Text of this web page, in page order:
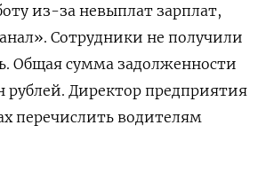
из-за невыплат зарплат,
Сотрудники не получили
Общая сумма задолженности
рублей. Директор предприятия
перечислить водителям